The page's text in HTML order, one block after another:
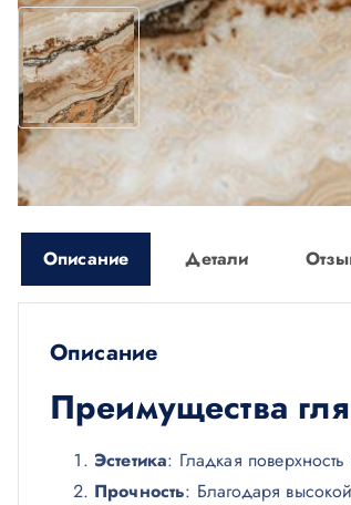
Описание Детали
Описание
Преимущества
Эстетика: Гладкая
Прочность: Благодаря